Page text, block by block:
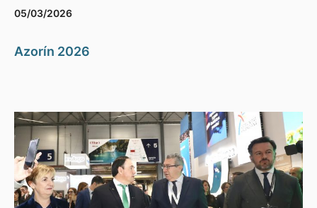
05/03/2026
Azorín 2026